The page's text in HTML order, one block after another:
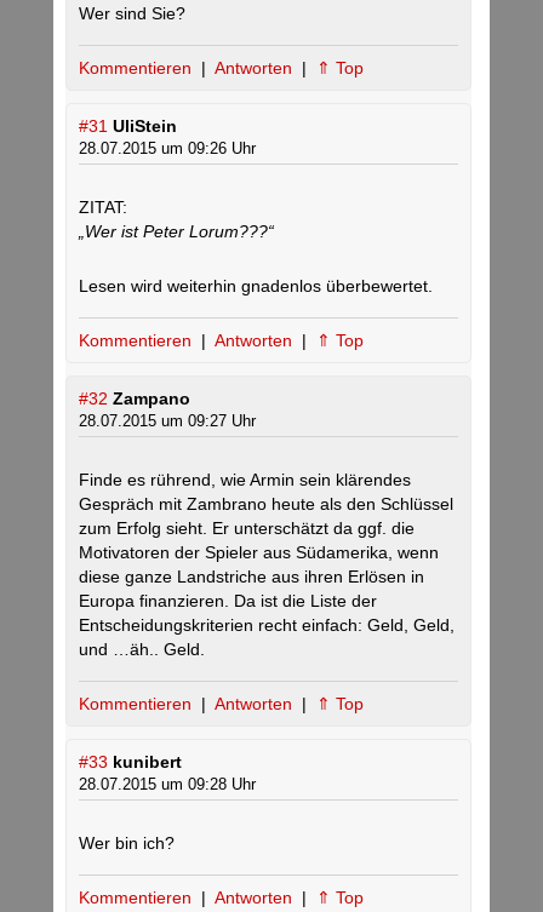
Wer sind Sie?
Kommentieren | Antworten | ⇑ Top
#31 UliStein
28.07.2015 um 09:26 Uhr
ZITAT:
„Wer ist Peter Lorum???“
Lesen wird weiterhin gnadenlos überbewertet.
Kommentieren | Antworten | ⇑ Top
#32 Zampano
28.07.2015 um 09:27 Uhr
Finde es rührend, wie Armin sein klärendes
Gespräch mit Zambrano heute als den Schlüssel
zum Erfolg sieht. Er unterschätzt da ggf. die
Motivatoren der Spieler aus Südamerika, wenn
diese ganze Landstriche aus ihren Erlösen in
Europa finanzieren. Da ist die Liste der
Entscheidungskriterien recht einfach: Geld, Geld,
und …äh.. Geld.
Kommentieren | Antworten | ⇑ Top
#33 kunibert
28.07.2015 um 09:28 Uhr
Wer bin ich?
Kommentieren | Antworten | ⇑ Top